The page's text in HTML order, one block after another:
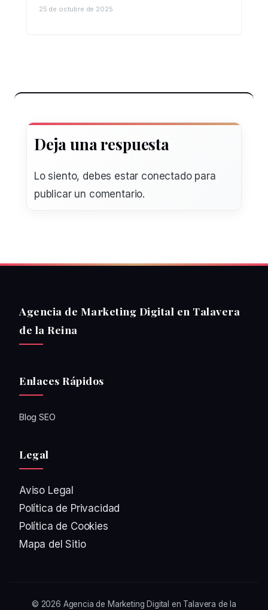
25 de octubre de 2025
Deja una respuesta
Lo siento, debes estar conectadopara
publicar un comentario.
Agencia de Marketing Digital en Talavera
de la Reina
Enlaces Rápidos
Blog SEO
Legal
Aviso Legal
Política de Privacidad
Política de Cookies
Mapa del Sitio
© 2026 Agencia de Marketing Digital en Talavera de la